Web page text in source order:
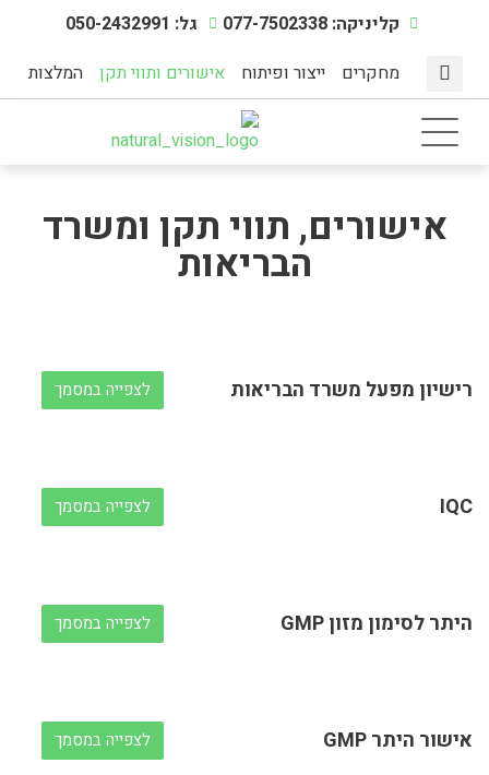
קליניקה: 077-7502338
גל: 050-2432991
מחקרים
ייצור ופיתוח אישורים ותווי תקן המלצות
אישורים, תווי תקן ומשרד
הבריאות
רישיון מפעל משרד הבריאות לצפייה במסמך
IQC לצפייה במסמך
היתר לסימון מזון GMP לצפייה במסמך
אישור היתר GMP לצפייה במסמך